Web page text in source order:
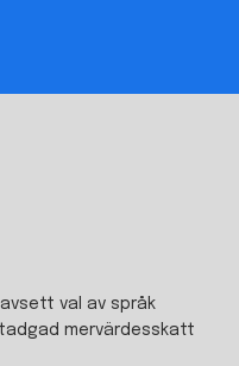
val av språk
mervärdesskatt